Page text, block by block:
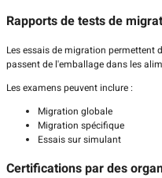
Rapports de tests de
Les essais de migration permettent
passent de l'emballage dans les
Les examens peuvent inclure :
Migration globale
Migration spécifique
Essais sur simulant
Certifications par des